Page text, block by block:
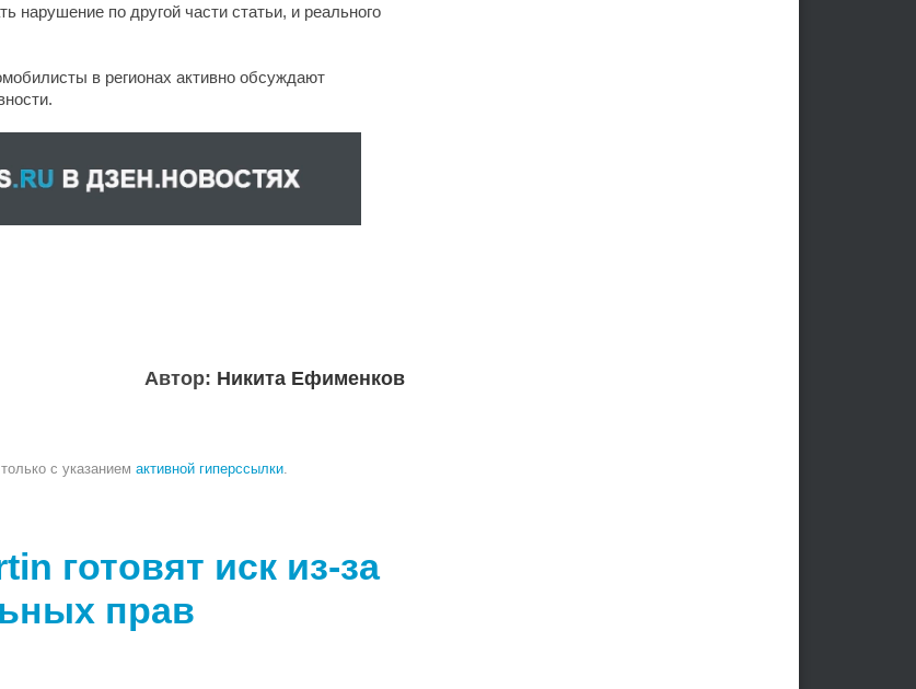
по другой части статьи, и реального
в регионах активно обсуждают
Автор: Никита Ефименков
с указанием активной гиперссылки.
готовят иск из-за
прав